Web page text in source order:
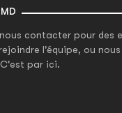
contacter pour des
l'équipe, ou
par ici.